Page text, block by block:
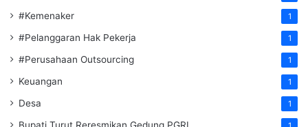
#Kemenaker 1
#Pelanggaran Hak Pekerja 1
#Perusahaan Outsourcing 1
Keuangan 1
Desa 1
Bupati Turut Reresmikan Gedung PGRI